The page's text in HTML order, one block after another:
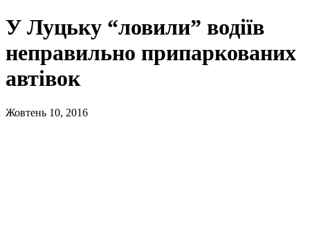
У Луцьку “ловили” водіїв
неправильно припаркованих
автівок
Жовтень 10, 2016